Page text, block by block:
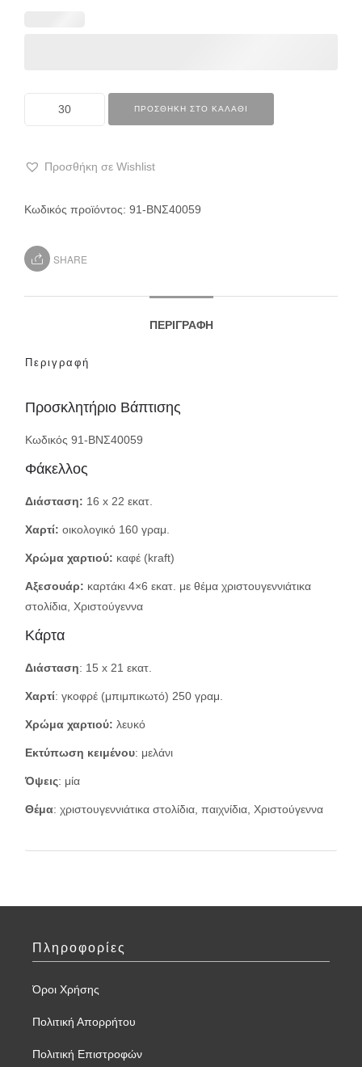
ΠΡΟΣΘΉΚΗ ΣΤΟ ΚΑΛΆΘΙ
Προσθήκη σε Wishlist
Κωδικός προϊόντος: 91-ΒΝΣ40059
SHARE
ΠΕΡΙΓΡΑΦΉ
Περιγραφή
Προσκλητήριο Βάπτισης
Κωδικός 91-ΒΝΣ40059
Φάκελλος
Διάσταση: 16 x 22 εκατ.
Χαρτί: οικολογικό 160 γραμ.
Χρώμα χαρτιού: καφέ (kraft)
Αξεσουάρ: καρτάκι 4×6 εκατ. με θέμα χριστουγεννιάτικα
στολίδια, Χριστούγεννα
Κάρτα
Διάσταση: 15 x 21 εκατ.
Χαρτί: γκοφρέ (μπιμπικωτό) 250 γραμ.
Χρώμα χαρτιού: λευκό
Εκτύπωση κειμένου: μελάνι
Όψεις: μία
Θέμα: χριστουγεννιάτικα στολίδια, παιχνίδια, Χριστούγεννα
Πληροφορίες
Όροι Χρήσης
Πολιτική Απορρήτου
Πολιτική Επιστροφών